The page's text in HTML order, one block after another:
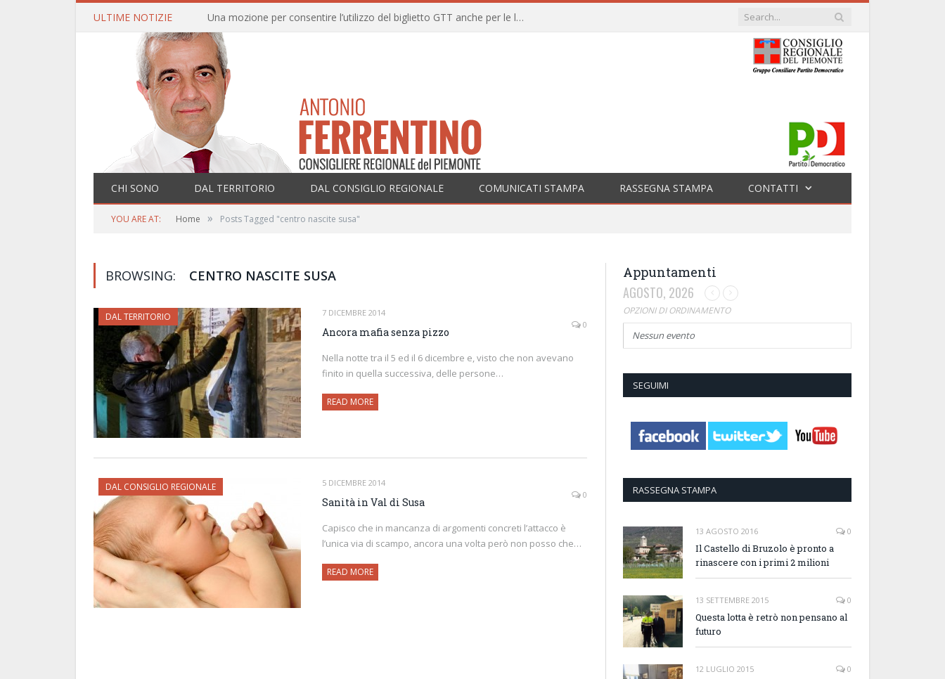
ULTIME NOTIZIE Una mozione per consentire l’utilizzo del biglietto GTT anche per le linee ferroviarie SFM nell’ambito territoriale dei Comuni della prima cintura di Torino
CHI SONO DAL TERRITORIO DAL CONSIGLIO REGIONALE COMUNICATI STAMPA RASSEGNA STAMPA CONTATTI
YOU ARE AT: Home » Posts Tagged "centro nascite susa"
BROWSING: CENTRO NASCITE SUSA
DAL TERRITORIO
7 DICEMBRE 2014
0
Ancora mafia senza pizzo
Nella notte tra il 5 ed il 6 dicembre e, visto che non avevano
finito in quella successiva, delle persone…
READ MORE
DAL CONSIGLIO REGIONALE
5 DICEMBRE 2014
0
Sanità in Val di Susa
Capisco che in mancanza di argomenti concreti l’attacco è
l’unica via di scampo, ancora una volta però non posso che…
READ MORE
Appuntamenti
AGOSTO, 2026
OPZIONI DI ORDINAMENTO
Nessun evento
SEGUIMI
RASSEGNA STAMPA
13 AGOSTO 2016 0
Il Castello di Bruzolo è pronto a
rinascere con i primi 2 milioni
13 SETTEMBRE 2015 0
Questa lotta è retrò non pensano al
futuro
12 LUGLIO 2015 0